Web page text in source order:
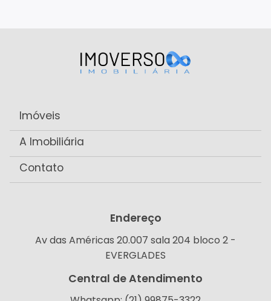
Imóveis
A Imobiliária
Contato
Endereço
Av das Américas 20.007 sala 204 bloco 2 -
EVERGLADES
Central de Atendimento